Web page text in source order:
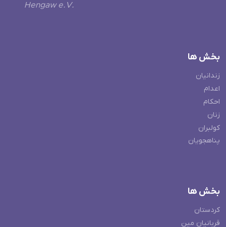
Hengaw e.V.
بخش ها
زندانیان
اعدام
احکام
زنان
کولبران
پناهجویان
بخش ها
کردستان
قربانیان مین